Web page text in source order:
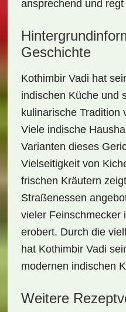
ansprechend und
Geschichte
Kothimbir Vadi hat
indischen Küche und
kulinarische Tradition
Viele indische
Varianten dieses
Vielseitigkeit von
frischen Kräutern
Straßenessen
vieler Feinschmecker
erobert. Durch die
hat Kothimbir Vadi
modernen indischen
Weitere